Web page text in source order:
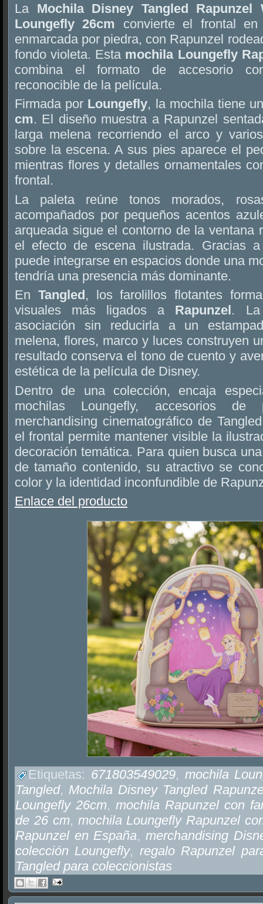
La Mochila Disney Tangled Rapunzel
Loungefly 26cm convierte el frontal
enmarcada por piedra, con Rapunzel
fondo violeta. Esta mochila Loungefly
combina el formato de accesorio
reconocible de la película.
Firmada por Loungefly, la mochila tiene
cm. El diseño muestra a Rapunzel
larga melena recorriendo el arco y
sobre la escena. A sus pies aparece el
mientras flores y detalles ornamentales
frontal.
La paleta reúne tonos morados,
acompañados por pequeños acentos
arqueada sigue el contorno de la ventana
el efecto de escena ilustrada. Gracias
puede integrarse en espacios donde una
tendría una presencia más dominante.
En Tangled, los farolillos flotantes
visuales más ligados a Rapunzel. La
asociación sin reducirla a un
melena, flores, marco y luces construyen
resultado conserva el tono de cuento y
estética de la película de Disney.
Dentro de una colección, encaja
mochilas Loungefly, accesorios de
merchandising cinematográfico de
el frontal permite mantener visible la
decoración temática. Para quien busca
de tamaño contenido, su atractivo se
color y la identidad inconfundible de
Enlace del producto
Etiquetas: 671803549029, mochila
Tangled, Mochila Disney Tangled
Loungefly 26cm, mochila Rapunzel con
de 26 cm, mochila Loungefly Rapunzel
Rapunzel en España,merchandising
colección Loungefly, regalo Rapunzel
Tangled para coleccionistas